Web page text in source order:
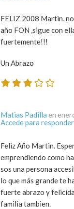
FELIZ 2008 Martin,
año FON ,sigue con
fuertemente!!!
Un Abrazo
Matias Padilla
Accede para responder
Feliz Año Martin.
emprendiendo como
sos una persona
lo que más grande te
fuerte abrazo y
familia tambien.